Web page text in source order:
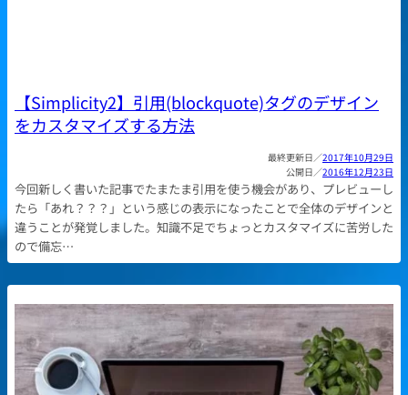
【Simplicity2】引用(blockquote)タグのデザイン
をカスタマイズする方法
2017年10月29日
2016年12月23日
今回新しく書いた記事でたまたま引用を使う機会があり、プレビューし
たら「あれ？？？」という感じの表示になったことで全体のデザインと
違うことが発覚しました。知識不足でちょっとカスタマイズに苦労した
ので備忘…